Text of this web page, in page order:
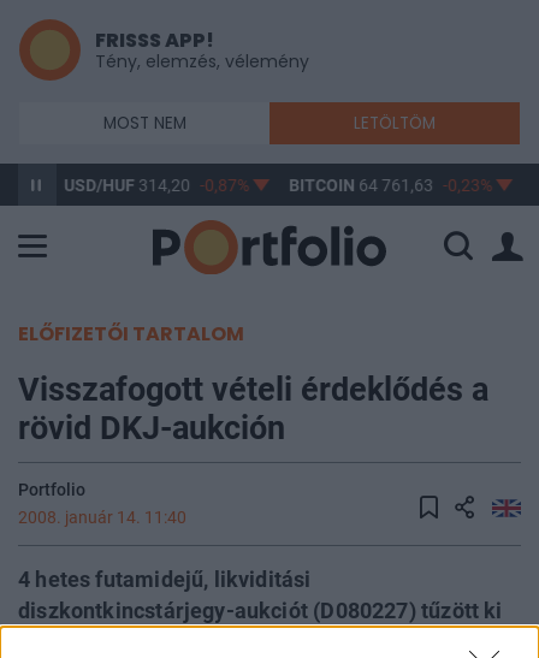
FRISSS APP!
Tény, elemzés, vélemény
MOST NEM LETÖLTÖM
USD/HUF314,20 -0,87% BITCOIN 64 761,63 -0,23%
ELŐFIZETŐI TARTALOM
Visszafogott vételi érdeklődés a
rövid DKJ-aukción
Portfolio
2008. január 14. 11:40
4 hetes futamidejű, likviditási
diszkontkincstárjegy-aukciót (D080227) tűzött ki